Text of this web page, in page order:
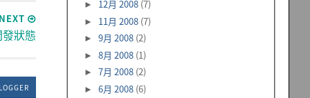
NEXT
狀態
► 12月 2008 (7)
► 11月 2008 (7)
►9月 2008 (2)
►8月 2008 (1)
►7月 2008 (2)
►6月 2008 (6)